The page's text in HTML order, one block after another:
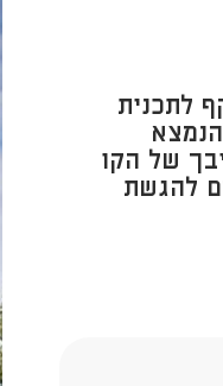
לתכנית
כחלק מתכנית "מנחם בגין 64" הנמצא
של הקו
להגשת